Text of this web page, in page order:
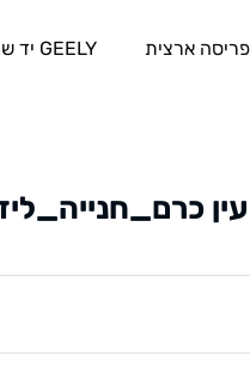
GEELY יד שניה